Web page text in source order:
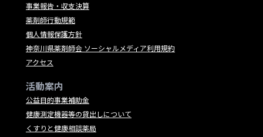
事業報告・収支決算
薬剤師行動規範
個人情報保護方針
神奈川県薬剤師会 ソーシャルメディア利用規約
アクセス
活動案内
公益目的事業補助金
健康測定機器等の貸出しについて
くすりと健康相談薬局